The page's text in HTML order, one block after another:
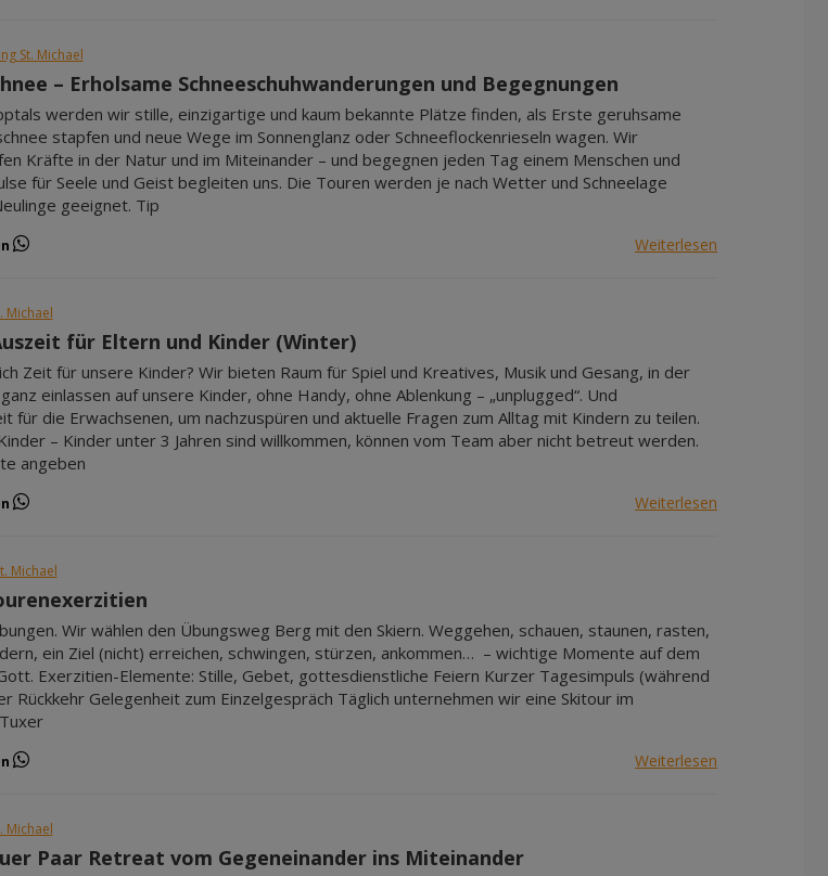
Jul 2027
St. Michael
– Erholsame Schneeschuhwanderungen und Begegnungen
werden wir stille, einzigartige und kaum bekannte Plätze finden, als Erste geruhsame
stapfen und neue Wege im Sonnenglanz oder Schneeflockenrieseln wagen. Wir
Kräfte in der Natur und im Miteinander – und begegnen jeden Tag einem Menschen und
für Seele und Geist begleiten uns. Die Touren werden je nach Wetter und Schneelage
geeignet. Tip
Weiterlesen
Michael
für Eltern und Kinder (Winter)
Zeit für unsere Kinder? Wir bieten Raum für Spiel und Kreatives, Musik und Gesang, in der
einlassen auf unsere Kinder, ohne Handy, ohne Ablenkung – „unplugged“. Und
für die Erwachsenen, um nachzuspüren und aktuelle Fragen zum Alltag mit Kindern zu teilen.
– Kinder unter 3 Jahren sind willkommen, können vom Team aber nicht betreut werden.
angeben
Weiterlesen
Michael
Wir wählen den Übungsweg Berg mit den Skiern. Weggehen, schauen, staunen, rasten,
ein Ziel (nicht) erreichen, schwingen, stürzen, ankommen… – wichtige Momente auf dem
Exerzitien-Elemente: Stille, Gebet, gottesdienstliche Feiern Kurzer Tagesimpuls (während
Rückkehr Gelegenheit zum Einzelgespräch Täglich unternehmen wir eine Skitour im
Weiterlesen
Michael
Paar Retreat vom Gegeneinander ins Miteinander